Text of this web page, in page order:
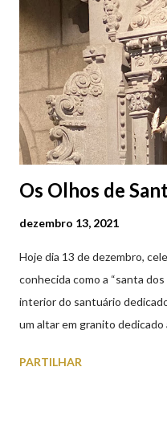
em Viana do Castelo
Castelo (2019.10.25) Feira
(2019.10.25)
Os Olhos de
dezembro 13, 2021
Hoje dia 13 de dezembro,
conhecida como a “santa
interior do santuário
um altar em granito dedicado
uma capela dedicada a
PARTILHAR